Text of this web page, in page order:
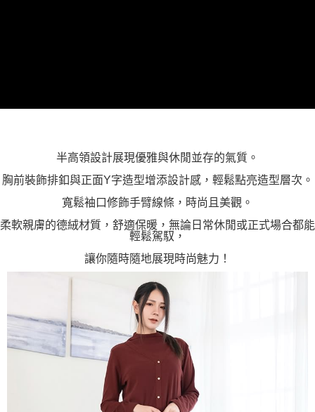
半高領設計展現優雅與休閒並存的氣質。
胸前裝飾排釦與正面Y字造型增添設計感，輕鬆點亮造型層次。
寬鬆袖口修飾手臂線條，時尚且美觀。
柔軟親膚的德絨材質，舒適保暖，無論日常休閒或正式場合都能
輕鬆駕馭，
讓你隨時隨地展現時尚魅力！